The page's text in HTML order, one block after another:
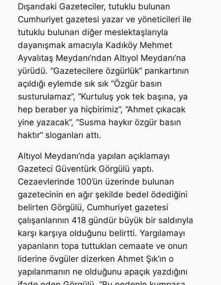
Dışarıdaki Gazeteciler, tutuklu bulunan
Cumhuriyet gazetesi yazar ve yöneticileri ile
tutuklu bulunan diğer meslektaşlarıyla
dayanışmak amacıyla Kadıköy Mehmet
Ayvalıtaş Meydanı’ndan Altıyol Meydanı’na
yürüdü. “Gazetecilere özgürlük” pankartının
açıldığı eylemde sık sık “Özgür basın
susturulamaz”, “Kurtuluş yok tek başına, ya
hep beraber ya hiçbirimiz”, “Ahmet çıkacak
yine yazacak”, “Susma haykır özgür basın
haktır” sloganları attı.
Altıyol Meydanı’nda yapılan açıklamayı
Gazeteci Güventürk Görgülü yaptı.
Cezaevlerinde 100’ün üzerinde bulunan
gazetecinin en ağır şekilde bedel ödediğini
belirten Görgülü, Cumhuriyet gazetesi
çalışanlarının 418 gündür büyük bir saldırıyla
karşı karşıya olduğunu belirtti. Yargılamayı
yapanların topa tuttukları cemaate ve onun
liderine övgüler dizerken Ahmet Şık’ın o
yapılanmanın ne olduğunu apaçık yazdığını